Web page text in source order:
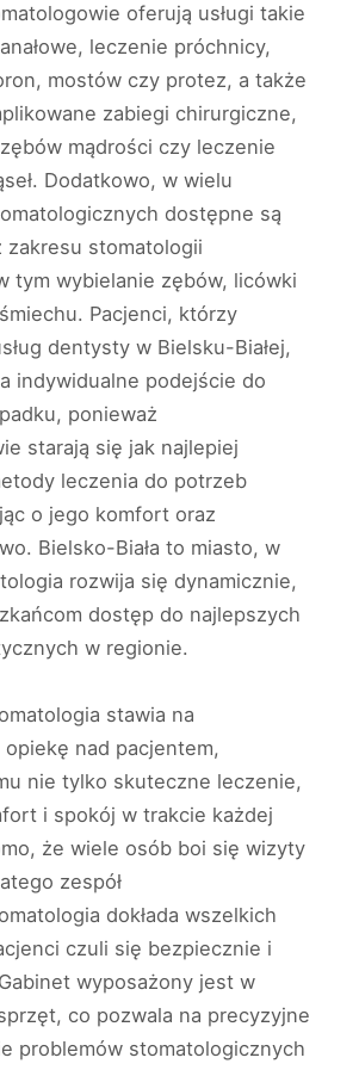
oferują usługi takie
leczenie próchnicy,
mostów czy protez, a także
zabiegi chirurgiczne,
mądrości czy leczenie
Dodatkowo, w wielu
dostępne są
zakresu stomatologii
tym wybielanie zębów, licówki
Pacjenci, którzy
dentysty w Bielsku-Białej,
indywidualne podejście do
ponieważ
starają się jak najlepiej
leczenia do potrzeb
o jego komfort oraz
Bielsko-Biała to miasto, w
rozwija się dynamicznie,
dostęp do najlepszych
w regionie.
stawia na
nad pacjentem,
nie tylko skuteczne leczenie,
i spokój w trakcie każdej
że wiele osób boi się wizyty
zespół
dokłada wszelkich
czuli się bezpiecznie i
wyposażony jest w
co pozwala na precyzyjne
problemów stomatologicznych